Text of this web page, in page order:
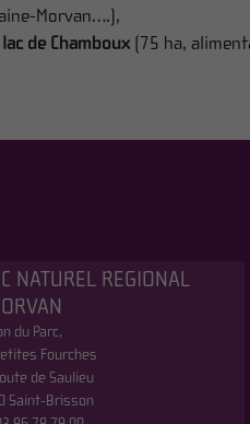
Morvan….),
de Chamboux (75 ha,
NATUREL REGIONAL
du Parc,
Fourches
de Saulieu
Saint-Brisson